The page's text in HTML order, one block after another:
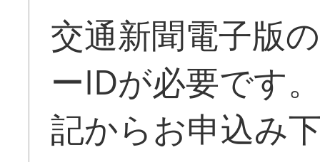
交通新聞電子版
ーIDが必要です
記からお申込み